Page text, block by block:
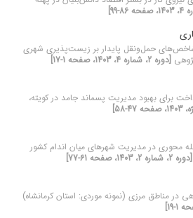
حمل‌و‌نقل پایدار بر زیست‌پذیری شهری
[دوره 2، شماره 4، 1403، صفحه 1-17]
برای بهبود مدیریت پسماند جامد در کویته،
محوری در مدیریت شهرهای میان اندام کشور
[دوره 2، شماره 2، 1403، صفحه 61-77]
در مناطق مرزی (نمونه موردی: استان کرمانشاه)